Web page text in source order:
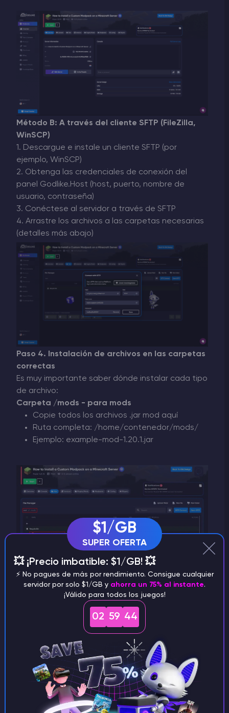
Método B: A través del cliente SFTP (FileZilla,
WinSCP)
1. Descargue e instale un cliente SFTP (por
ejemplo, WinSCP)
2. Obtenga las credenciales de conexión del
panel Godlike.Host (host, puerto, nombre de
usuario, contraseña)
3. Conéctese al servidor a través de SFTP
4. Arrastre los archivos a las carpetas necesarias
(detalles más abajo)
Paso 4. Instalación de archivos en las carpetas
correctas
Es muy importante saber dónde instalar cada tipo
de archivo:
Carpeta /mods - para mods
Copie todos los archivos .jar mod aquí
Ruta completa: /home/contenedor/mods/
Ejemplo: example-mod-1.20.1.jar
Carpeta /config - para configuraciones
Copie aquí los archivos de configuración de
los mods (si existen en su modpack)
Ejemplo: examplemod-config.toml
$1/GB
SUPER OFERTA
💥 ¡Precio imbatible: $1/GB! 💥
⚡️ No pagues de más por rendimiento. Consigue cualquier
servidor por solo $1/GB y ahorra un 75% al instante.
¡Válido para todos los juegos!
02 59 42